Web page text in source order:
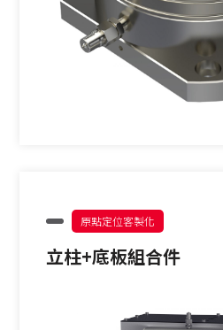
原點定位客製化
立柱+底板組合件